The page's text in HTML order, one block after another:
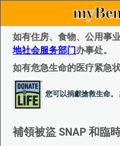
如有住房、食物、公用事
地社会服务部门办事处。
如有危急生命的医疗紧急
您可以捐獻搶救生命
補領被盜 SNAP 和臨